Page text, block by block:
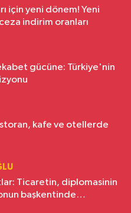
için yeni dönem! Yeni
indirim oranları
gücüne: Türkiye'nin
kafe ve otellerde
Ticaretin, diplomasinin
başkentinde